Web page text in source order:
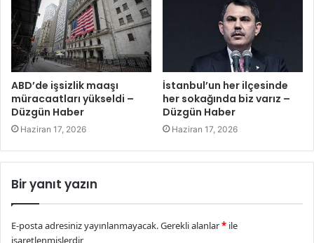
ABD’de işsizlik maaşı
müracaatları yükseldi –
Düzgün Haber
Haziran 17, 2026
İstanbul’un her ilçesinde
her sokağında biz varız –
Düzgün Haber
Haziran 17, 2026
Bir yanıt yazın
E-posta adresiniz yayınlanmayacak.Gerekli alanlar* ile
işaretlenmişlerdir